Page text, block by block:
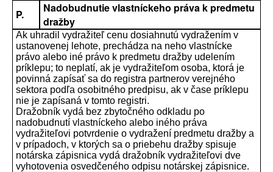
P.
Nadobudnutie vlastníckeho práva k predmetu
dražby
Ak uhradil vydražiteľ cenu dosiahnutú vydražením v
ustanovenej lehote, prechádza na neho vlastnícke
právo alebo iné právo k predmetu dražby udelením
príklepu; to neplatí, ak je vydražiteľom osoba, ktorá je
povinná zapísať sa do registra partnerov verejného
sektora podľa osobitného predpisu, ak v čase príklepu
nie je zapísaná v tomto registri.
Dražobník vydá bez zbytočného odkladu po
nadobudnutí vlastníckeho alebo iného práva
vydražiteľovi potvrdenie o vydražení predmetu dražby a
v prípadoch, v ktorých sa o priebehu dražby spisuje
notárska zápisnica vydá dražobník vydražiteľovi dve
vyhotovenia osvedčeného odpisu notárskej zápisnice.